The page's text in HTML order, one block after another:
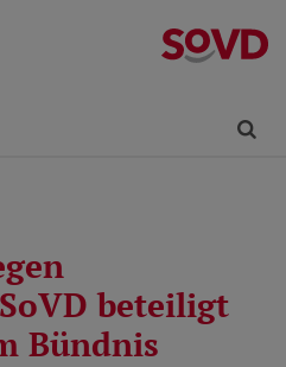
beteiligt
Bündnis